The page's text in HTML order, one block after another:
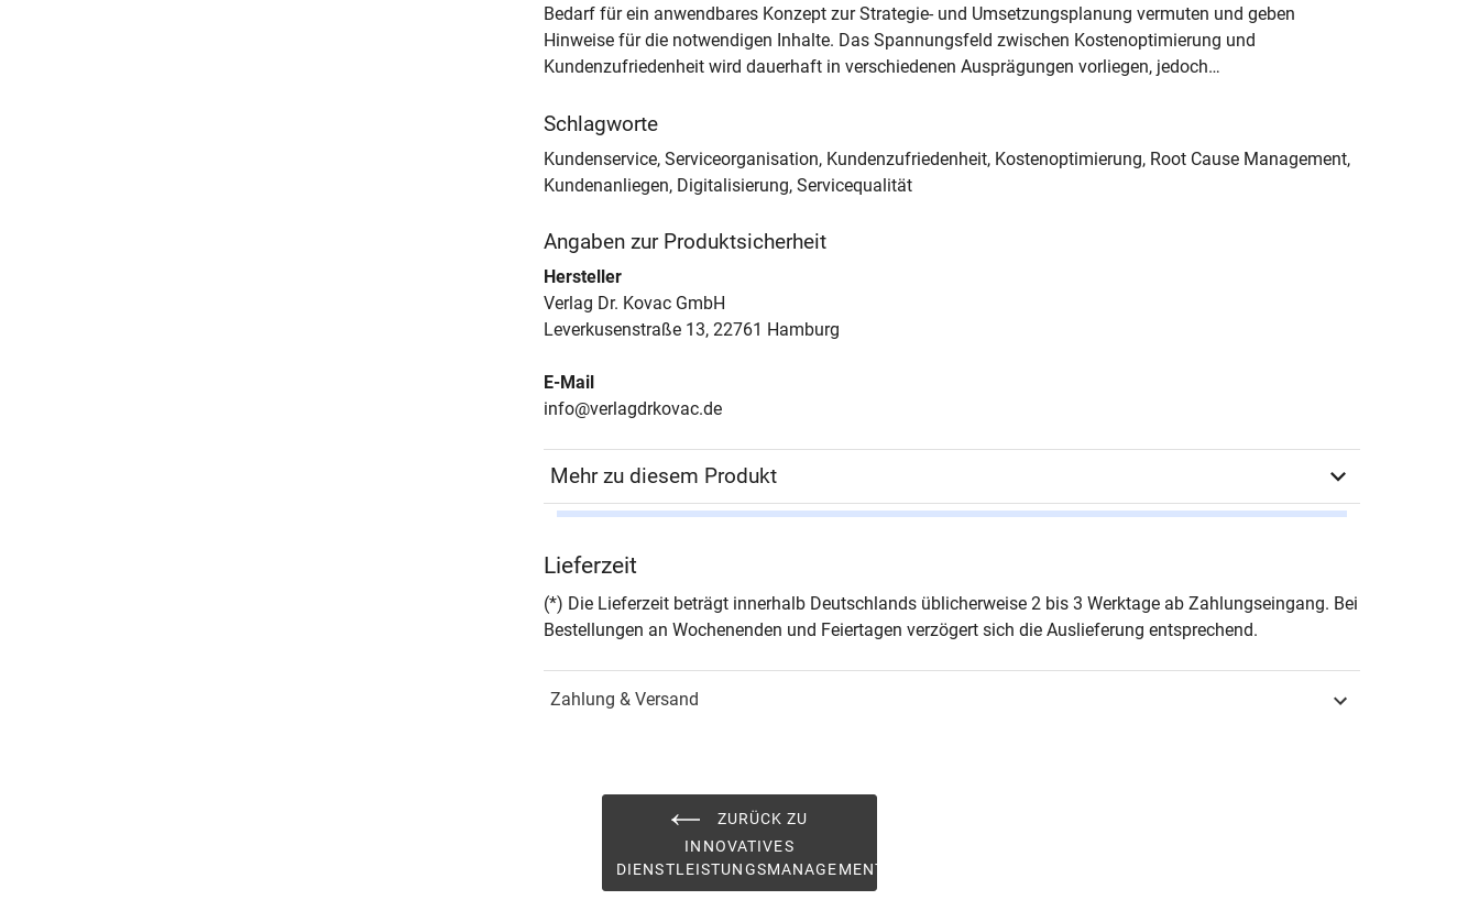
Bedarf für ein anwendbares Konzept zur Strategie- und Umsetzungsplanung vermuten und geben
Hinweise für die notwendigen Inhalte. Das Spannungsfeld zwischen Kostenoptimierung und
Kundenzufriedenheit wird dauerhaft in verschiedenen Ausprägungen vorliegen, jedoch…
Schlagworte
Kundenservice, Serviceorganisation, Kundenzufriedenheit, Kostenoptimierung, Root Cause Management,
Kundenanliegen, Digitalisierung, Servicequalität
Angaben zur Produktsicherheit
Hersteller
Verlag Dr. Kovac GmbH
Leverkusenstraße 13, 22761 Hamburg
E-Mail
info@verlagdrkovac.de
Mehr zu diesem Produkt
Seiten 338
ISBN
Lieferzeit
(*) Die Lieferzeit beträgt innerhalb Deutschlands üblicherweise 2 bis 3 Werktage ab Zahlungseingang. Bei
Bestellungen an Wochenenden und Feiertagen verzögert sich die Auslieferung entsprechend.
Zahlung & Versand
ZURÜCK ZU
INNOVATIVES
DIENSTLEISTUNGSMANAGEMENT